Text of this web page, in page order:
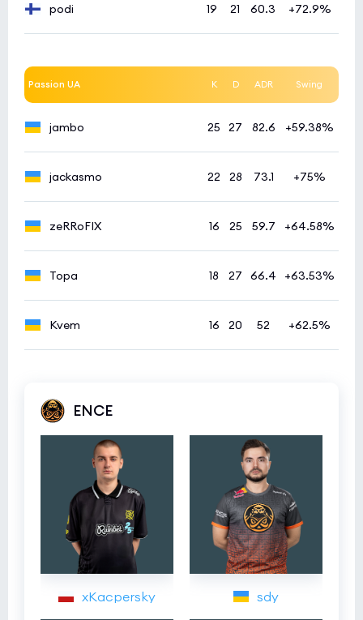
podi 19 21 60.3 +72.9%
Passion UA K D ADR Swing
jambo 25 27 82.6 +59.38%
jackasmo 22 28 73.1 +75%
zeRRoFIX 16 25 59.7 +64.58%
Topa 18 27 66.4 +63.53%
Kvem 16 20 52 +62.5%
ENCE
xKacpersky sdy